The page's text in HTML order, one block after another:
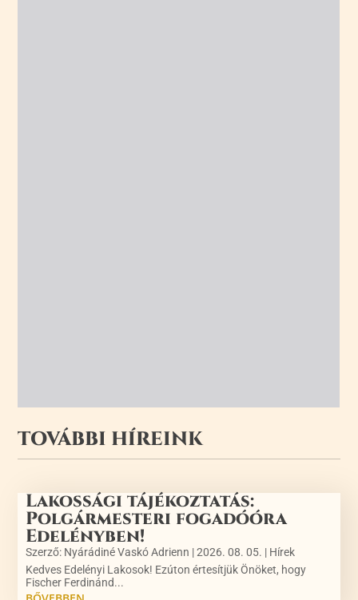
TOVÁBBI HÍREINK
Lakossági tájékoztatás:
Polgármesteri fogadóóra
Edelényben!
Szerző: Nyárádiné Vaskó Adrienn |2026. 08. 05. | Hírek
Kedves Edelényi Lakosok! Ezúton értesítjük Önöket, hogy
Fischer Ferdinánd...